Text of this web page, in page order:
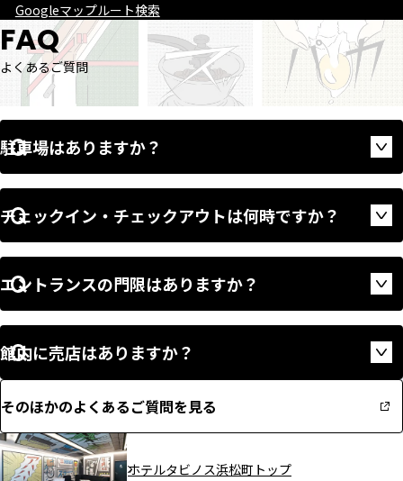
Googleマップルート検索
FAQ
よくあるご質問
駐車場はありますか？
チェックイン・チェックアウトは何時ですか？
エントランスの門限はありますか？
館内に売店はありますか？
そのほかのよくあるご質問を見る
ホテルタビノス浜松町トップ